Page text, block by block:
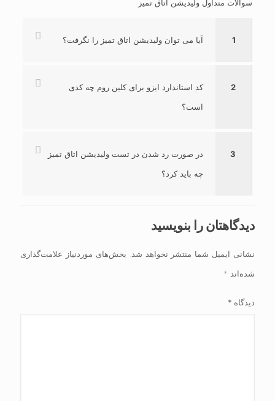
سوالات متداول ولیدیشن اتاق تمیز
1 آیا می توان ولیدیشن اتاق تمیز را نگرفت؟
2
کد استاندارد ایزو برای کلین روم چه کدی
است؟
3
در صورت رد شدن در تست ولیدیشن اتاق تمیز
چه باید کرد؟
دیدگاهتان را بنویسید
نشانی ایمیل شما منتشر نخواهد شد.
بخش‌های موردنیاز علامت‌گذاری
شده‌اند *
دیدگاه *